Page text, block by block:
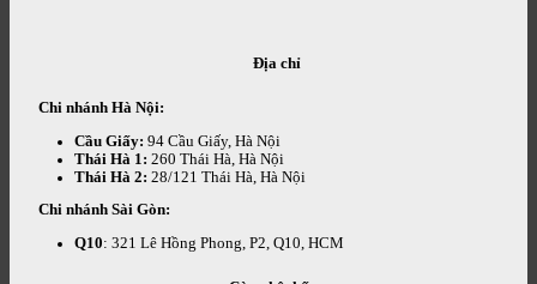
Địa chỉ
Chi nhánh Hà Nội:
Cầu Giấy: 94 Cầu Giấy, Hà Nội
Thái Hà 1: 260 Thái Hà, Hà Nội
Thái Hà 2: 28/121 Thái Hà, Hà Nội
Chi nhánh Sài Gòn:
Q10: 321 Lê Hồng Phong, P2, Q10, HCM